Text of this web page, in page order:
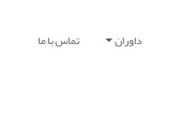
داوران تماس با ما